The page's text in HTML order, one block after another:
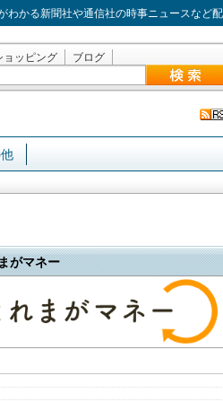
わかる新聞社や通信社の時事ニュースなど
ョッピング ブログ
がマネー